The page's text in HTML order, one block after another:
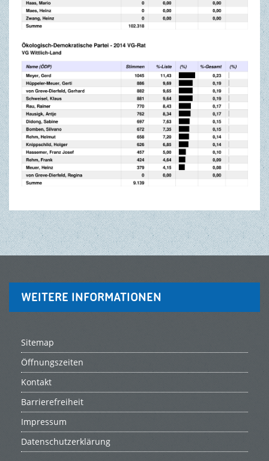
WEITERE INFORMATIONEN
Sitemap
Öffnungszeiten
Kontakt
Barrierefreiheit
Impressum
Datenschutzerklärung